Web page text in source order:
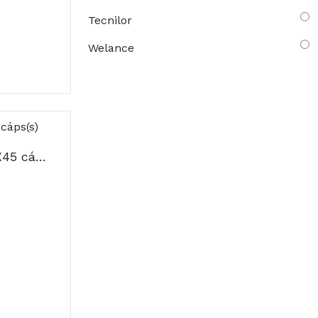
Baciginal Oral Caps X45 cáps(s)
Tecnilor
Welance